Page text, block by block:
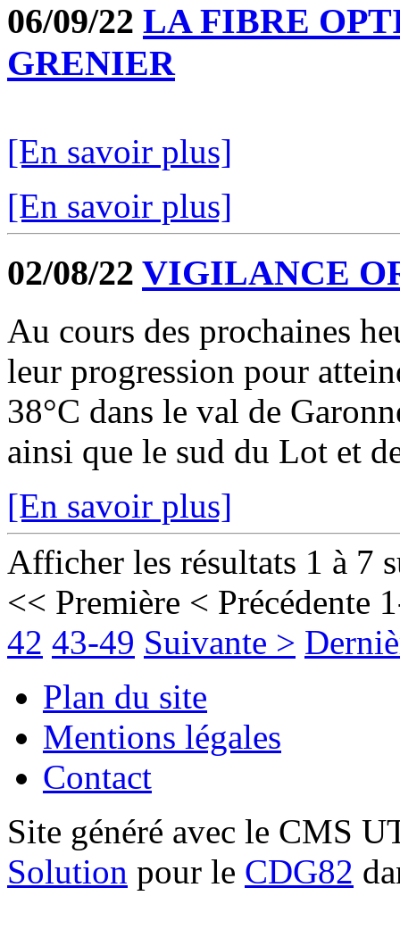
06/09/22 LA FIBRE
GRENIER
[En savoir plus]
[En savoir plus]
02/08/22 VIGILANCE
Au cours des prochaines
leur progression pour
38°C dans le val de
ainsi que le sud du Lot et
[En savoir plus]
Afficher les résultats 1 à 7
<< Première < Précédente
42 43-49 Suivante >
Plan du site
Mentions légales
Contact
Site généré avec le CMS
Solution pour le CDG82